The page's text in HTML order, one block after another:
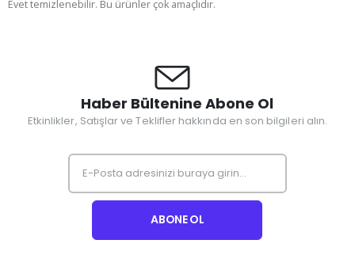
Evet temizlenebilir. Bu ürünler çok amaçlıdır.
Haber Bültenine Abone Ol
Etkinlikler, Satışlar ve Teklifler hakkında en son bilgileri alın.